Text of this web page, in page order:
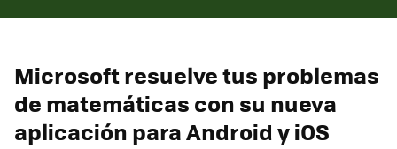
Microsoft resuelve tus problemas
de matemáticas con su nueva
aplicación para Android y iOS